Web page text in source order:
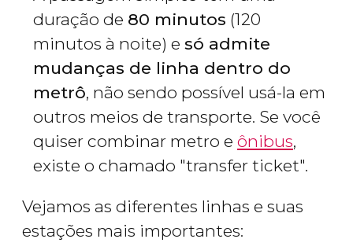
duração de 80 minutos (120
minutos à noite) e só admite
mudanças de linha dentro do
metrô, não sendo possível usá-la em
outros meios de transporte. Se você
quiser combinar metro e ônibus,
existe o chamado "transfer ticket".
Vejamos as diferentes linhas e suas
estações mais importantes: